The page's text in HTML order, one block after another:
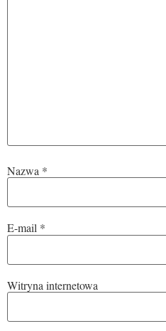
Nazwa *
E-mail *
Witryna internetowa